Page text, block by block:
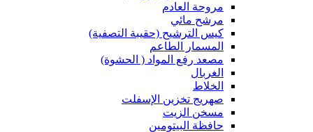
مروحة العادم
مرشح مائي
كيس الترشيح (حقيبة التصفية)
المسمار الطاعم
مصعد رفع المواد ( الحشوة)
الغربال
الخلاط
صهريج تخزين الإسفلت
مسخن الزيت
حافظة البيتومين